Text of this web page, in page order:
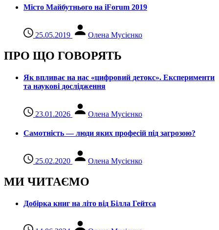
Місто Майбутнього на iForum 2019
25.05.2019 Олена Мусієнко
ПРО ЩО ГОВОРЯТЬ
Як впливає на нас «цифровий детокс». Експерименти
та наукові дослідження
23.01.2026 Олена Мусієнко
Самотність — люди яких професій під загрозою?
25.02.2020 Олена Мусієнко
МИ ЧИТАЄМО
Добірка книг на літо від Білла Гейтса